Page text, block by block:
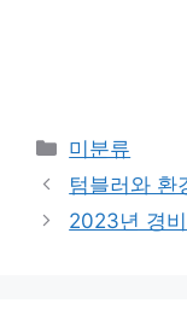
Categories
미분류
텀블러와 환
2023년 경